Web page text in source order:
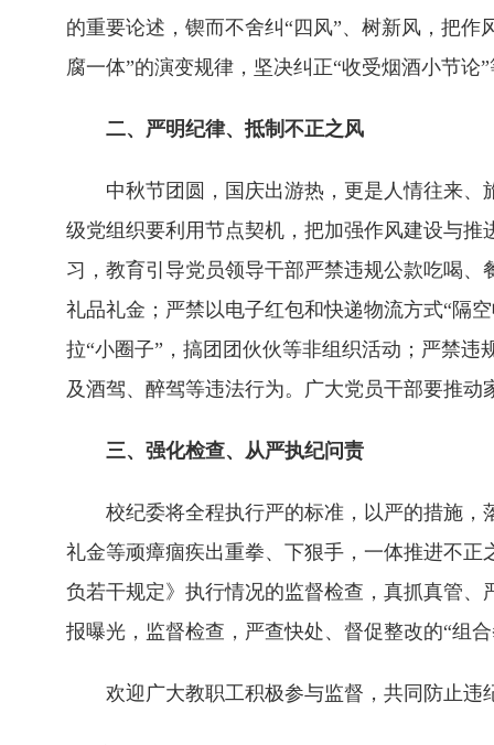
的重要论述，锲而不舍纠“四风”、树新风，把
腐一体”的演变规律，坚决纠正“收受烟酒小节
二、严明纪律、抵制不正之风
中秋节团圆，国庆出游热，更是人情往来
级党组织要利用节点契机，把加强作风建设与
习，教育引导党员领导干部严禁违规公款吃喝
礼品礼金；严禁以电子红包和快递物流方式“隔
拉“小圈子”，搞团团伙伙等非组织活动；严禁
及酒驾、醉驾等违法行为。广大党员干部要推
三、强化检查、从严执纪问责
校纪委将全程执行严的标准，以严的措施
礼金等顽瘴痼疾出重拳、下狠手，一体推进不
负若干规定》执行情况的监督检查，真抓真管
报曝光，监督检查，严查快处、督促整改的“组
欢迎广大教职工积极参与监督，共同防止违